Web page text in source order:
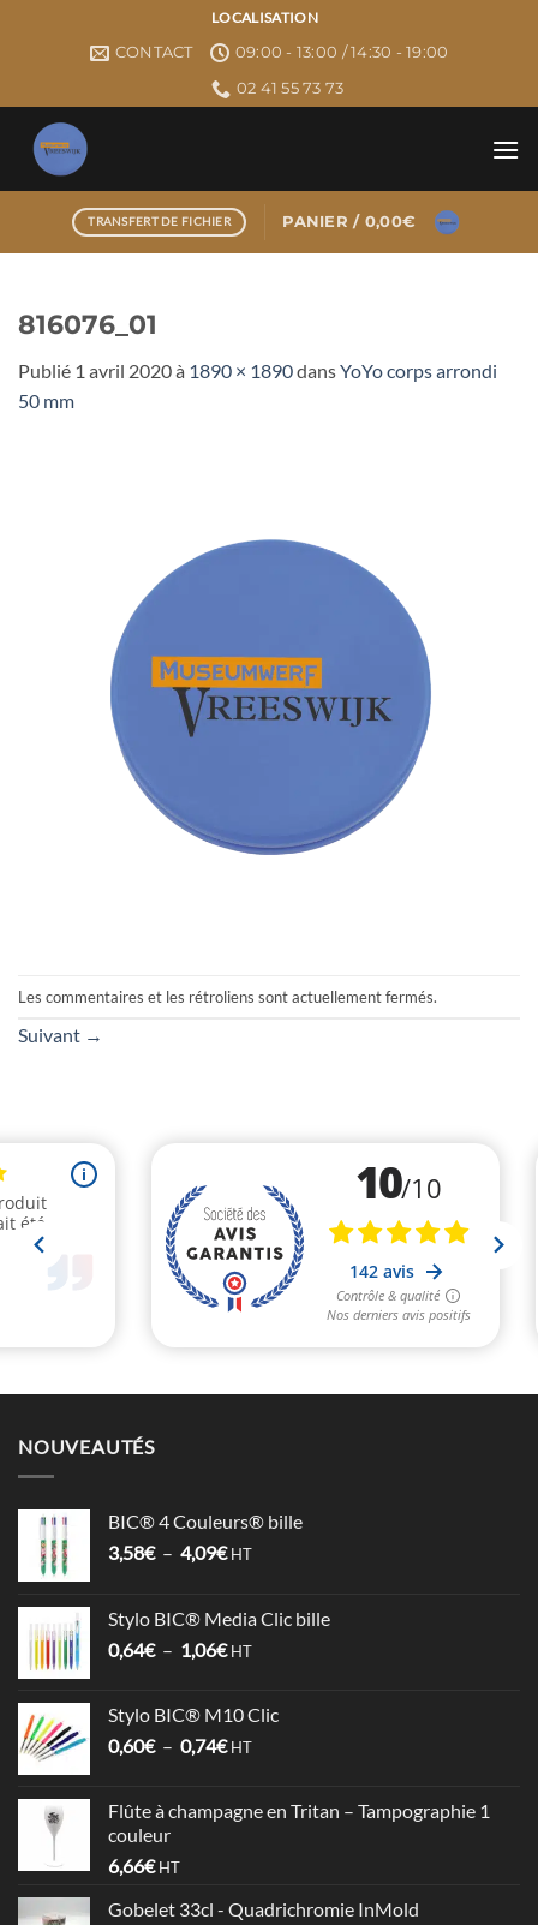
LOCALISATION
CONTACT
09:00 - 13:00 / 14:30 - 19:00
02 41 55 73 73
TRANSFERT DE FICHIER PANIER / 0,00€
816076_01
Publié 1 avril 2020à 1890 × 1890dansYoYo corps arrondi
50 mm
Les commentaires et les rétroliens sont actuellement fermés.
Suivant →
NOUVEAUTÉS
BIC® 4 Couleurs® bille
3,58€ – 4,09€Plage
3,58€
à
HT
Stylo BIC® Media Clic bille
0,64€ – 1,06€Plage
0,64€
à
HT
Stylo BIC® M10 Clic
0,60€ – 0,74€Plage
0,60€
HT
Flûte à champagne en Tritan – Tampographie 1
couleur
6,66€ HT
Gobelet 33cl - Quadrichromie InMold